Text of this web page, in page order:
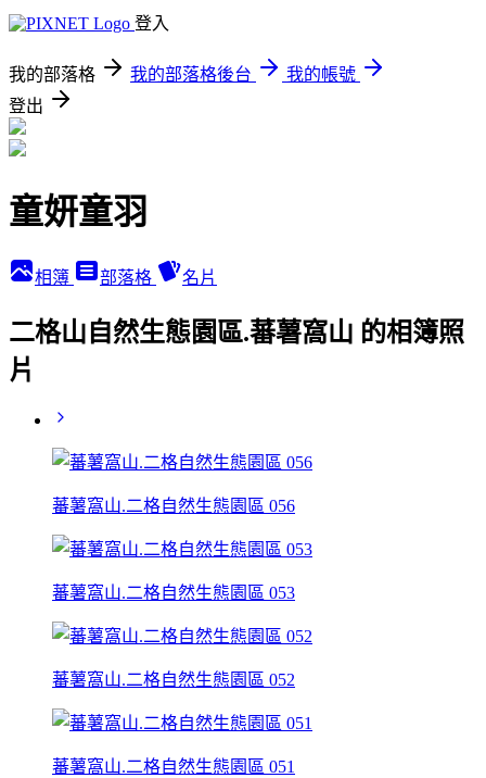
登入
我的部落格 我的部落格後台
我的帳號
登出
童妍童羽
相簿 部落格 名片
二格山自然生態園區.蕃薯窩山 的相簿照
片
蕃薯窩山.二格自然生態園區 056
蕃薯窩山.二格自然生態園區 053
蕃薯窩山.二格自然生態園區 052
蕃薯窩山.二格自然生態園區 051